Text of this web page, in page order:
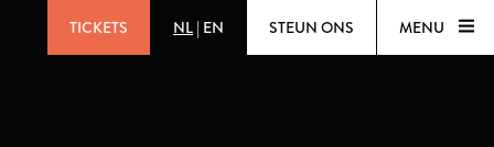
TICKETS NL | EN STEUN ONS MENU